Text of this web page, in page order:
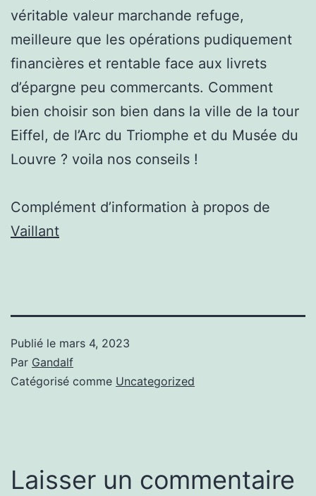
véritable valeur marchande refuge,
meilleure que les opérations pudiquement
financières et rentable face aux livrets
d’épargne peu commercants. Comment
bien choisir son bien dans la ville de la tour
Eiffel, de l’Arc du Triomphe et du Musée du
Louvre ? voila nos conseils !
Complément d’information à propos de
Vaillant
Publié le mars 4, 2023
Par Gandalf
Catégorisé comme Uncategorized
Laisser un commentaire